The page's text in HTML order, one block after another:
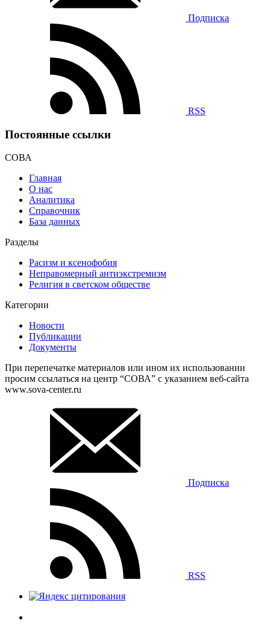
Подписка
RSS
Постоянные ссылки
СОВА
Главная
О нас
Аналитика
Справочник
База данных
Разделы
Расизм и ксенофобия
Неправомерный антиэкстремизм
Религия в светском обществе
Категории
Новости
Публикации
Документы
При перепечатке материалов или ином их использовании
просим ссылаться на центр “СОВА” с указанием веб-сайта
www.sova-center.ru
Подписка
RSS